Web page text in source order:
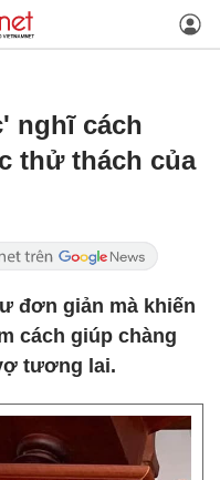
nghĩ cách
thử thách của
đơn giản mà khiến
cách giúp chàng
tương lai.